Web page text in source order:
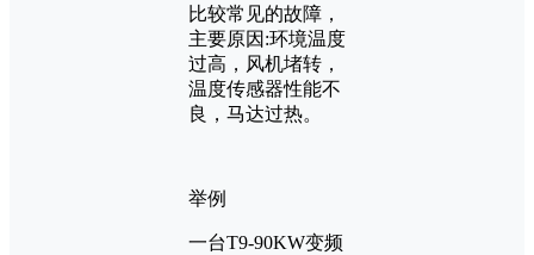
比较常见的故障，
主要原因:环境温度
过高，风机堵转，
温度传感器性能不
良，马达过热。
举例
一台T9-90KW变频